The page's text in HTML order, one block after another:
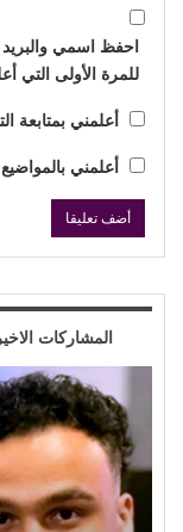
احفظ اسمي
للمرة الأولى التي
أعلمني بمتابعة
أعلمني
المشاركات